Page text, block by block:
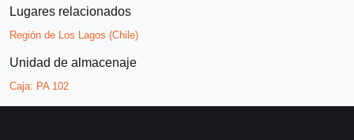
Lugares relacionados
Región de Los Lagos (Chile)
Unidad de almacenaje
Caja: PA 102